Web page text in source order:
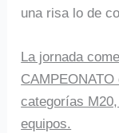
una risa lo de
La jornada
categorías
equipos.